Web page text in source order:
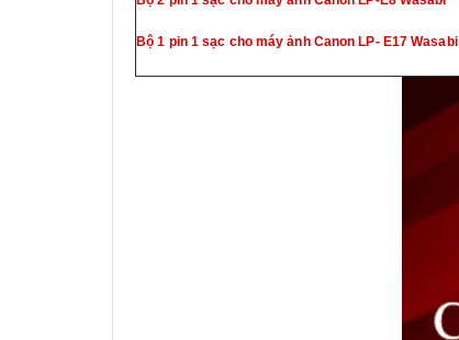
Bộ 1 pin 1 sạc cho máy ảnh Canon LP- E17 Wasabi